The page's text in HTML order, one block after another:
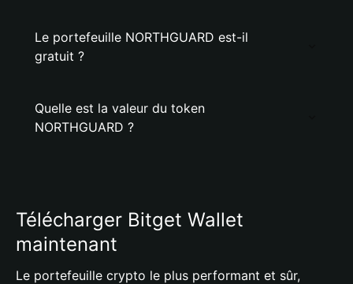
Le portefeuille NORTHGUARD est-il
gratuit ?
Quelle est la valeur du token
NORTHGUARD ?
Télécharger Bitget Wallet
maintenant
Le portefeuille crypto le plus performant et sûr,